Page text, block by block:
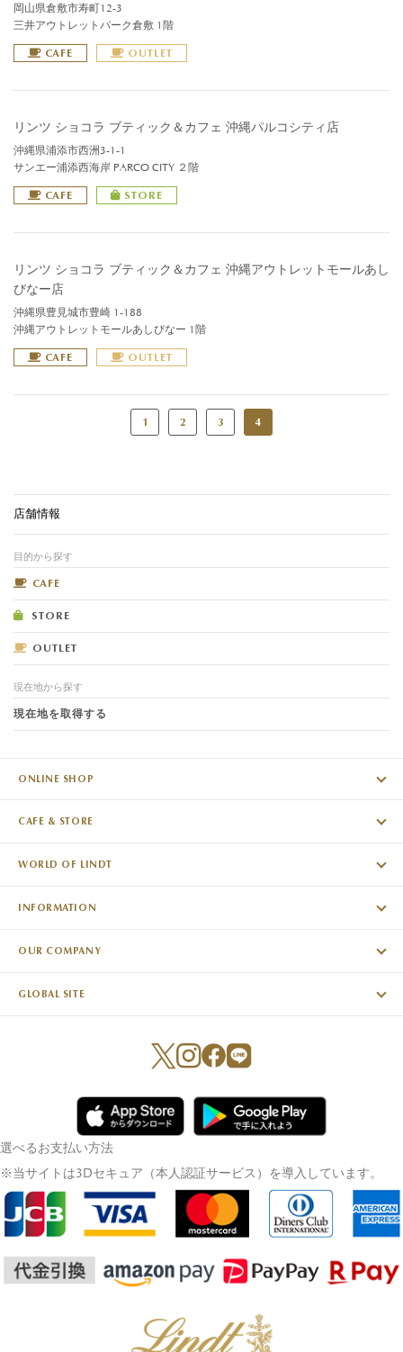
岡山県倉敷市寿町12-3
三井アウトレットパーク倉敷 1階
CAFE OUTLET
リンツ ショコラ ブティック＆カフェ 沖縄パルコシティ店
沖縄県浦添市西洲3-1-1
サンエー浦添西海岸 PARCO CITY ２階
CAFE STORE
リンツ ショコラ ブティック＆カフェ 沖縄アウトレットモールあし
びなー店
沖縄県豊見城市豊崎 1-188
沖縄アウトレットモールあしびなー 1階
CAFE OUTLET
1 2 3 4
店舗情報
目的から探す
CAFE
STORE
OUTLET
現在地から探す
現在地を取得する
ONLINE SHOP
CAFE & STORE
WORLD OF LINDT
INFORMATION
OUR COMPANY
GLOBAL SITE
選べるお支払い方法
※当サイトは3Dセキュア（本人認証サービス）を導入しています。